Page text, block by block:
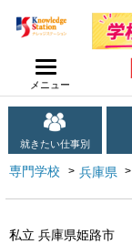
メニュー
就きたい仕事別
専門学校 兵庫県
私立 兵庫県姫路市